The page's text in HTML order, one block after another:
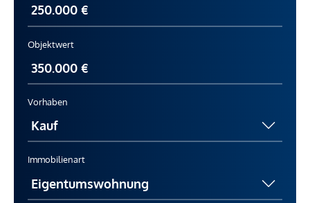
Objektwert
Vorhaben
Immobilienart